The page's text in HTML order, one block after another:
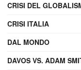
CRISI DEL
CRISI ITALIA
DAL MONDO
DAVOS VS. ADAM